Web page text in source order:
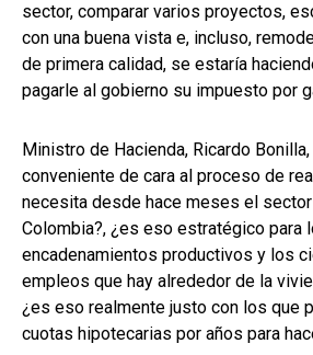
sector, comparar varios proyectos,
con una buena vista e, incluso,
de primera calidad, se estaría
pagarle al gobierno su impuesto por
Ministro de Hacienda, Ricardo
conveniente de cara al proceso de
necesita desde hace meses el
Colombia?, ¿es eso estratégico para
encadenamientos productivos y los
empleos que hay alrededor de la
¿es eso realmente justo con los que
cuotas hipotecarias por años para